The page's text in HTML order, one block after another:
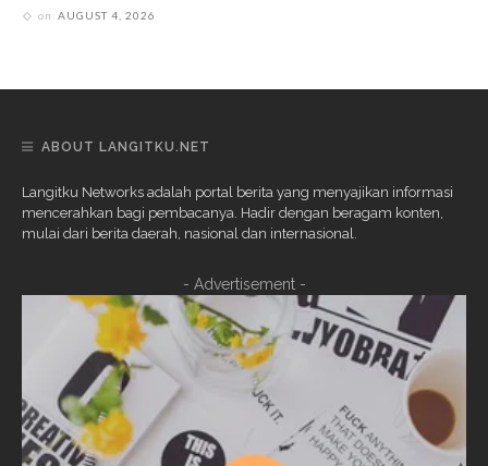
on AUGUST 4, 2026
ABOUT LANGITKU.NET
Langitku Networks adalah portal berita yang menyajikan informasi
mencerahkan bagi pembacanya. Hadir dengan beragam konten,
mulai dari berita daerah, nasional dan internasional.
- Advertisement -